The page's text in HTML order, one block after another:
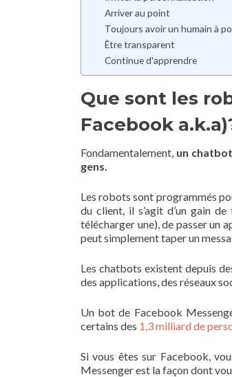
Arriver au point
Toujours avoir un humain à
Être transparent
Continue d'apprendre
Que sont les
Facebook
Fondamentalement, un
gens.
Les robots sont programmés
du client, il s’agit d’un gain
télécharger une), de passer un
peut simplement taper un
Les chatbots existent depuis
des applications, des réseaux
Un bot de Facebook
certains des 1,3 milliard de
Si vous êtes sur Facebook,
Messenger est la façon dont